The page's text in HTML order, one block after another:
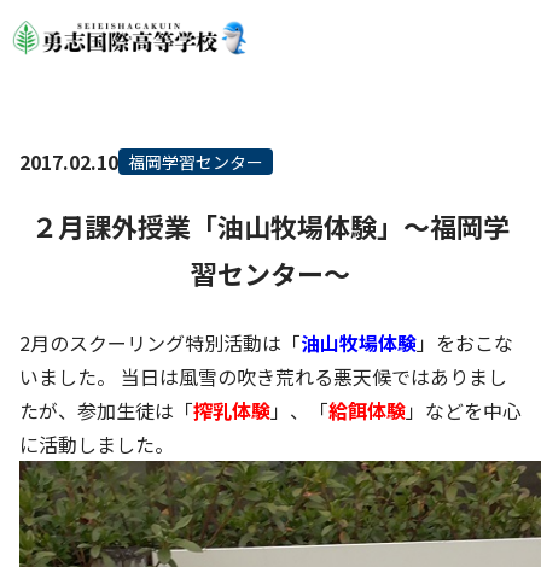
2017.02.10 福岡学習センター
２月課外授業「油山牧場体験」～福岡学
習センター～
2月のスクーリング特別活動は「油山牧場体験」をおこな
いました。 当日は風雪の吹き荒れる悪天候ではありまし
たが、参加生徒は「搾乳体験」、「給餌体験」などを中心
に活動しました。